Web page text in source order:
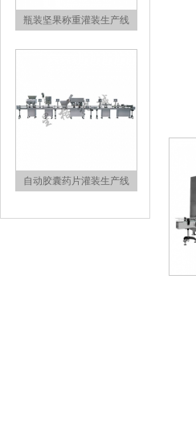
瓶装坚果称重灌装生产线
自动胶囊药片灌装生产线